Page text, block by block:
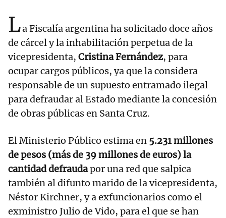
La Fiscalía argentina ha solicitado doce años
de cárcel y la inhabilitación perpetua de la
vicepresidenta, Cristina Fernández, para
ocupar cargos públicos, ya que la considera
responsable de un supuesto entramado ilegal
para defraudar al Estado mediante la concesión
de obras públicas en Santa Cruz.
El Ministerio Público estima en 5.231 millones
de pesos (más de 39 millones de euros) la
cantidad defraudapor una red que salpica
también al difunto marido de la vicepresidenta,
Néstor Kirchner, y a exfuncionarios como el
exministro Julio de Vido, para el que se han